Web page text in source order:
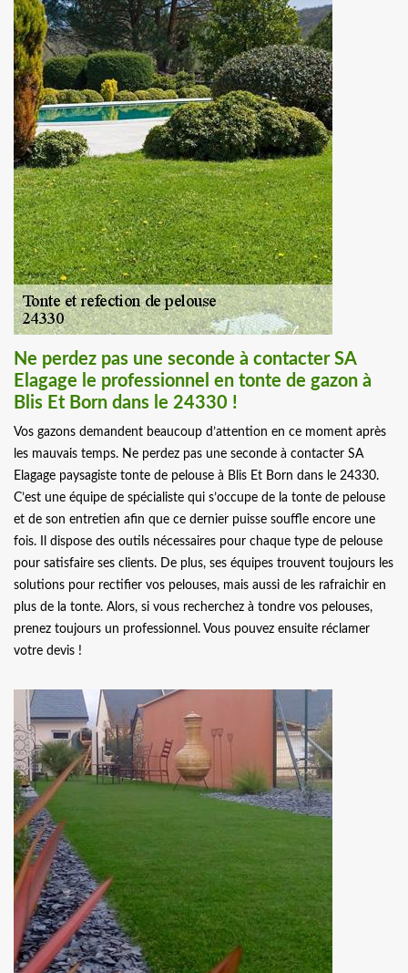
Ne perdez pas une seconde à contacter SA
Elagage le professionnel en tonte de gazon à
Blis Et Born dans le 24330 !
Vos gazons demandent beaucoup d’attention en ce moment après
les mauvais temps. Ne perdez pas une seconde à contacter SA
Elagage paysagiste tonte de pelouse à Blis Et Born dans le 24330.
C’est une équipe de spécialiste qui s’occupe de la tonte de pelouse
et de son entretien afin que ce dernier puisse souffle encore une
fois. Il dispose des outils nécessaires pour chaque type de pelouse
pour satisfaire ses clients. De plus, ses équipes trouvent toujours les
solutions pour rectifier vos pelouses, mais aussi de les rafraichir en
plus de la tonte. Alors, si vous recherchez à tondre vos pelouses,
prenez toujours un professionnel. Vous pouvez ensuite réclamer
votre devis !